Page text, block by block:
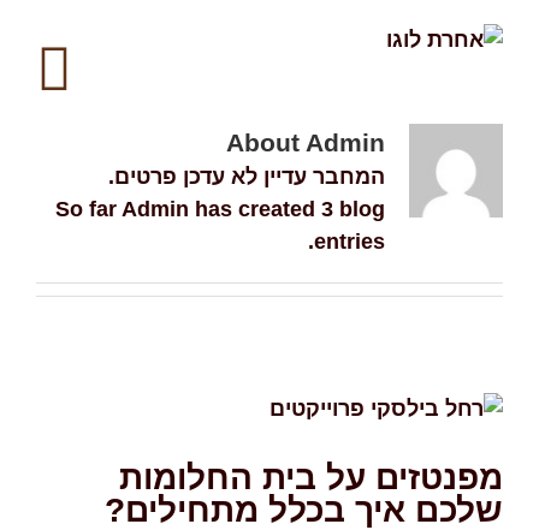
About Admin
המחבר עדיין לא עדכן פרטים.
So far Admin has created 3 blog
entries.
מפנטזים על בית החלומות
שלכם איך בכלל מתחילים?